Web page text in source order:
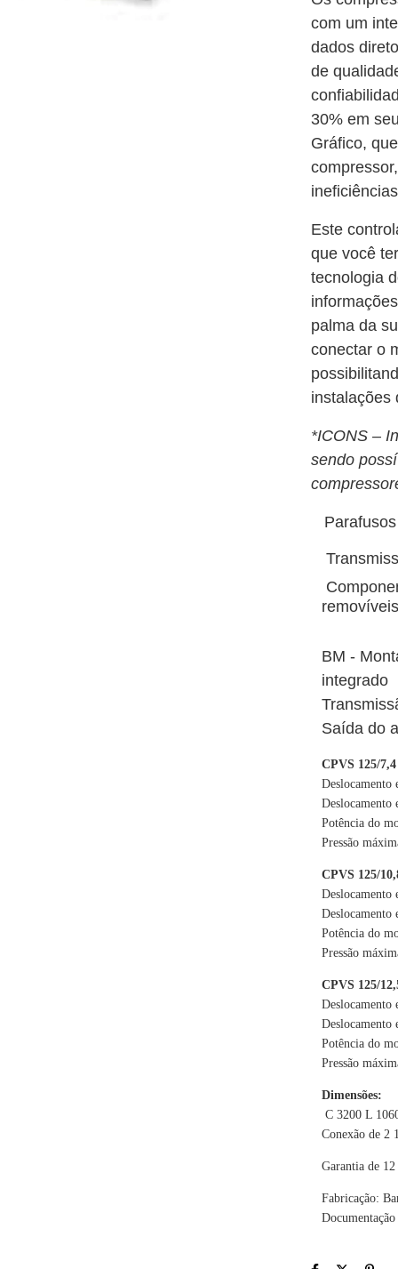
com um
dados
de
30% em
Gráfico,
Este
que você
tecnologia
palma da
conectar o
*ICONS –
sendo
Parafusos
BM -
integrado
Saída do
CPVS 125/
Deslocamento
Deslocamento
Potência do
Pressão
CPVS 125/
Deslocamento
Deslocamento
Potência do
Pressão
CPVS 125/
Deslocamento
Deslocamento
Potência do
Pressão
Dimensões:
C 3200 L
Conexão de 2
Garantia de 12
Fabricação: